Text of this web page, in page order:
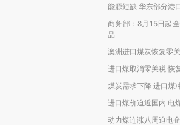
能源短缺 华东部分港
商务部：8月15日起
品
澳洲进口煤炭恢复零
进口煤取消零关税 恢
煤炭需求下降 进口煤
进口煤价迫近国内 电
动力煤连涨八周迫电